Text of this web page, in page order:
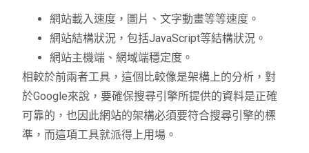
網站載入速度，圖片、文字動畫等等速度。
網站結構狀況，包括JavaScript等結構狀況。
網站主機端、網域端穩定度。
相較於前兩者工具，這個比較像是架構上的分析，對
於Google來說，要確保搜尋引擎所提供的資料是正確
可靠的，也因此網站的架構必須要符合搜尋引擎的標
準，而這項工具就派得上用場。